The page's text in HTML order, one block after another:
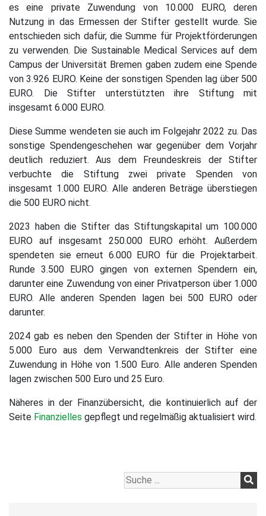
es eine private Zuwendung von 10.000 EURO, deren
Nutzung in das Ermessen der Stifter gestellt wurde. Sie
entschieden sich dafür, die Summe für Projektförderungen
zu verwenden. Die Sustainable Medical Services auf dem
Campus der Universität Bremen gaben zudem eine Spende
von 3.926 EURO. Keine der sonstigen Spenden lag über 500
EURO. Die Stifter unterstützten ihre Stiftung mit
insgesamt 6.000 EURO.
Diese Summe wendeten sie auch im Folgejahr 2022 zu. Das
sonstige Spendengeschehen war gegenüber dem Vorjahr
deutlich reduziert. Aus dem Freundeskreis der Stifter
verbuchte die Stiftung zwei private Spenden von
insgesamt 1.000 EURO. Alle anderen Beträge überstiegen
die 500 EURO nicht.
2023 haben die Stifter das Stiftungskapital um 100.000
EURO auf insgesamt 250.000 EURO erhöht. Außerdem
spendeten sie erneut 6.000 EURO für die Projektarbeit.
Runde 3.500 EURO gingen von externen Spendern ein,
darunter eine Zuwendung von einer Privatperson über 1.000
EURO. Alle anderen Spenden lagen bei 500 EURO oder
darunter.
2024 gab es neben den Spenden der Stifter in Höhe von
5.000 Euro aus dem Verwandtenkreis der Stifter eine
Zuwendung in Höhe von 1.500 Euro. Alle anderen Spenden
lagen zwischen 500 Euro und 25 Euro.
Näheres in der Finanzübersicht, die kontinuierlich auf der
Seite Finanzielles gepflegt und regelmäßig aktualisiert wird.